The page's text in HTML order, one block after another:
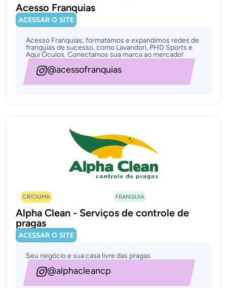
Acesso Franquias
ACESSAR O SITE
Acesso Franquias; formatamos e expandimos redes de
franquias de sucesso, como Lavandori, PHD Sports e
Aqui Óculos. Conectamos sua marca ao mercado!
@acessofranquias
CRICIUMA FRANQUIA
Alpha Clean - Serviços de controle de
pragas
ACESSAR O SITE
Seu negócio e sua casa livre das pragas
@alphacleancp